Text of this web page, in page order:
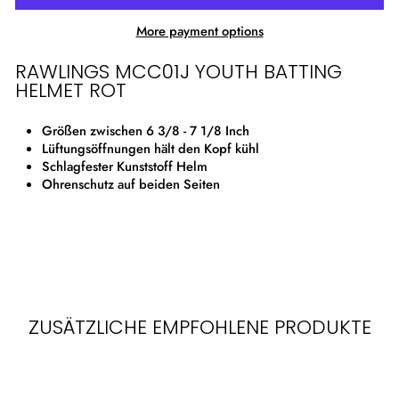
More payment options
RAWLINGS MCC01J YOUTH BATTING
HELMET ROT
Größen zwischen 6 3/8 - 7 1/8 Inch
Lüftungsöffnungen hält den Kopf kühl
Schlagfester Kunststoff Helm
Ohrenschutz auf beiden Seiten
ZUSÄTZLICHE EMPFOHLENE PRODUKTE